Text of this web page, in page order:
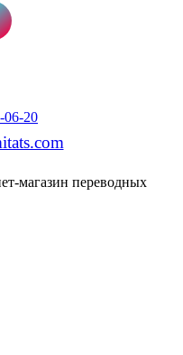
06-20
магазин переводных